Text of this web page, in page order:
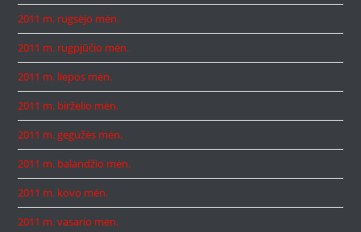
2011 m. rugsėjo mėn.
2011 m. rugpjūčio mėn.
2011 m. liepos mėn.
2011 m. birželio mėn.
2011 m. gegužės mėn.
2011 m. balandžio mėn.
2011 m. kovo mėn.
2011 m. vasario mėn.